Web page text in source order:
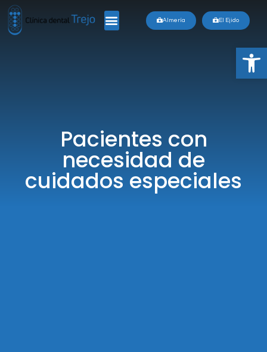
Almería El Ejido
Pacientes con
necesidad de
cuidados especiales